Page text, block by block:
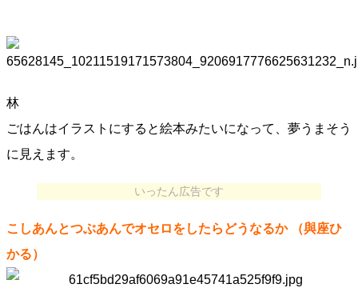
林
ごはんはイラストにすると絵本みたいになって、夢うまそう
に見えます。
いったん広告です
こしあんとつぶあんでオセロをしたらどうなるか（與座ひ
かる）